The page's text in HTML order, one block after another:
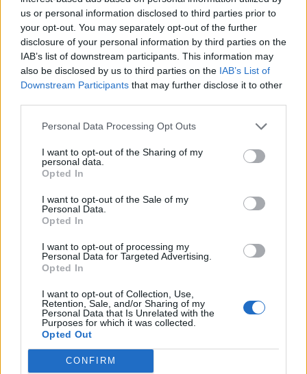
us or personal information disclosed to third parties prior to
your opt-out. You may separately opt-out of the further
disclosure of your personal information by third parties on the
IAB’s list of downstream participants. This information may
also be disclosed by us to third parties on the IAB’s List of
Downstream Participants that may further disclose it to other
Personal Data Processing Opt Outs
I want to opt-out of the Sharing of my
personal data.
Opted In
I want to opt-out of the Sale of my
Personal Data.
Opted In
I want to opt-out of processing my
Personal Data for Targeted Advertising.
Opted In
I want to opt-out of Collection, Use,
Retention, Sale, and/or Sharing of my
Personal Data that Is Unrelated with the
Purposes for which it was collected.
Opted Out
CONFIRM
questo concetto: "Non si possiede mai veramente un
Patek Philippe. Lo si custodisce semplicemente per la
prossima generazione".
Il potere del dono
per celebrare sé stessi (26%) o, più spesso, qualcun
altro (36%). Le campagne di gifting richiedono
strategie dedicate: esperienze personalizzate, servizi
esclusivi, rituali che rendano l'atto del dono, sia questo
destinato a se stessi o a qualcun altro, davvero
speciale. Il 2025 non segna solo un momento di
ridefinizione per i singoli brand, ma per l'intero
concetto di lusso. Si passa dal possesso all'esperienza,
dal prestigio alla personalizzazione. I marchi che
sapranno intercettare il significato e l'emozione dietro
questa nuova idea di lusso saranno quelli che
continueranno a incarnare il vertice del desiderio
culturale.